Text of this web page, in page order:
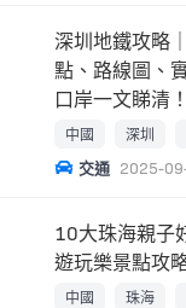
深圳地鐵攻略
點、路線圖、
口岸一文睇清！
中國 深圳
交通 2025-
10大珠海親子
遊玩樂景點攻
中國 珠海